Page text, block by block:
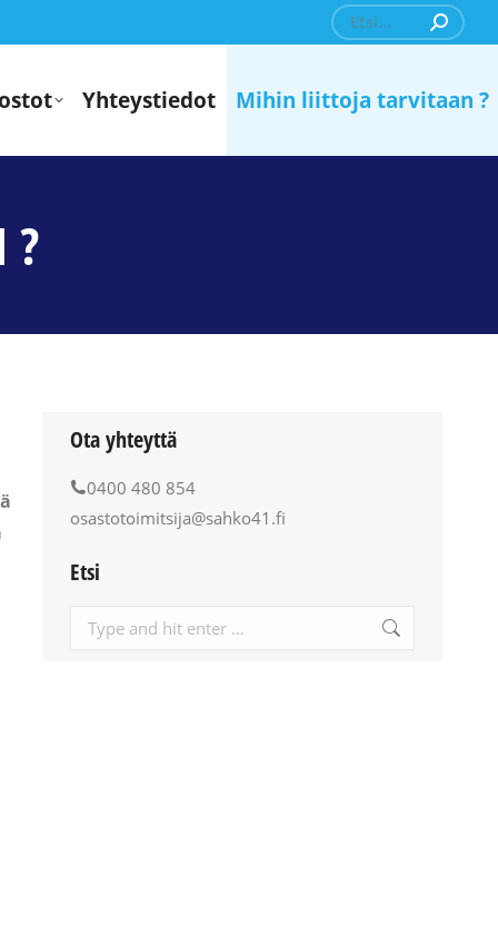
Search:
Yhteystiedot Mihin liittoja tarvitaan ?
?
Ota yhteyttä
0400 480 854
osastotoimitsija@sahko41.fi
Etsi
Search: